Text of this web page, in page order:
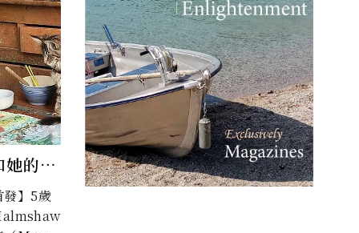
的印
發】5歲